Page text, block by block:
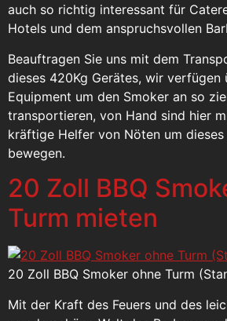
auch so richtig interessant für
Hotels und dem anspruchsvollen
Beauftragen Sie uns mit dem
dieses 420Kg Gerätes, wir verfügen
Equipment um den Smoker an so
transportieren, von Hand sind hier
kräftige Helfer von Nöten um
bewegen.
20 Zoll BBQ
Turm mieten
20 Zoll BBQ Smoker ohne Turm
Mit der Kraft des Feuers und des